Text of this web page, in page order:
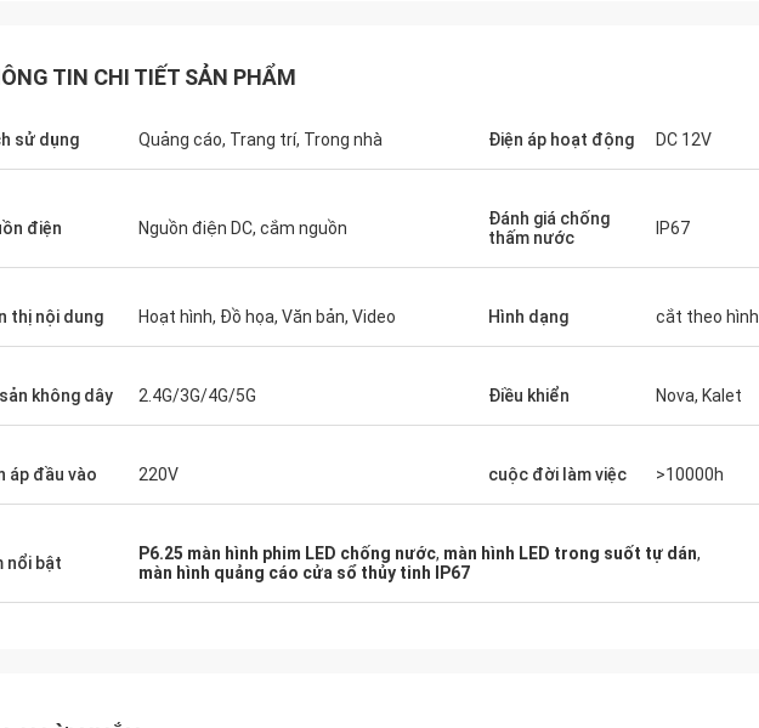
TIN CHI TIẾT SẢN PHẨM
sử dụng Quảng cáo, Trang trí, Trong nhà Điện áp hoạt động DC 12V
điện Nguồn điện DC, cắm nguồn
Đánh giá chống
thấm nước
IP67
thị nội dung Hoạt hình, Đồ họa, Văn bản, Video Hình dạng cắt theo hình
không dây 2.4G/3G/4G/5G Điều khiển Nova, Kalet
áp đầu vào 220V cuộc đời làm việc >10000h
nổi bật P6.25 màn hình phim LED chống nước, màn hình LED trong suốt tự dán,
màn hình quảng cáo cửa sổ thủy tinh IP67